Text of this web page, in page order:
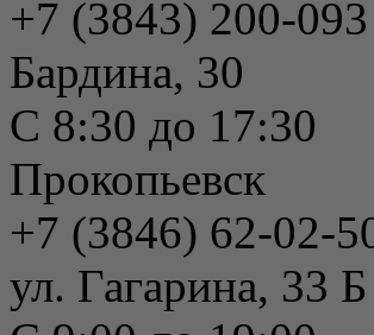
+7 (3843) 200-093
Бардина, 30
С 8:30 до 17:30
Прокопьевск
+7 (3846) 62-02-
ул. Гагарина, 33 Б